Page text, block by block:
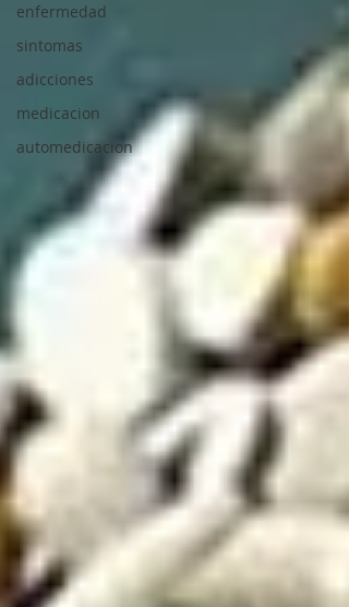
enfermedad
sintomas
adicciones
medicacion
automedicacion